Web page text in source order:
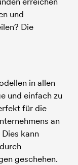
und
Die
in allen
und einfach zu
für die
an
kann
geschehen.